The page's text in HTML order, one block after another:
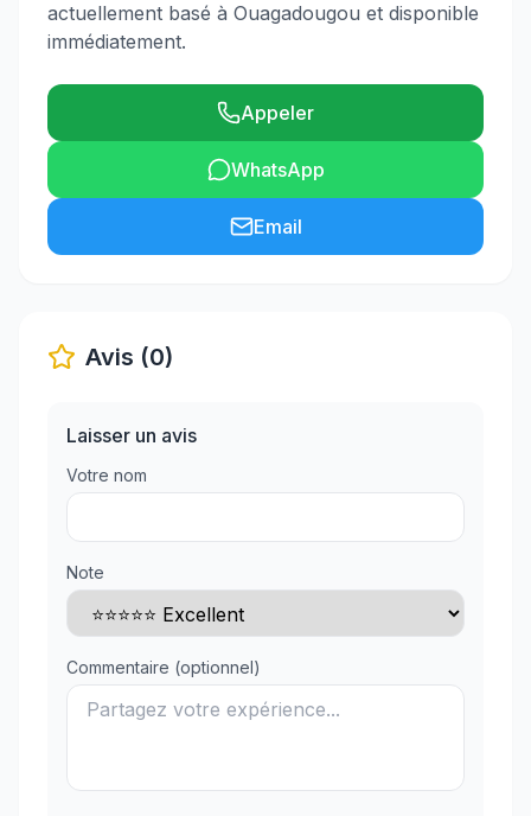
actuellement basé à Ouagadougou et disponible
immédiatement.
Appeler
WhatsApp
Email
Avis (0)
Laisser un avis
Votre nom
Note
Commentaire (optionnel)